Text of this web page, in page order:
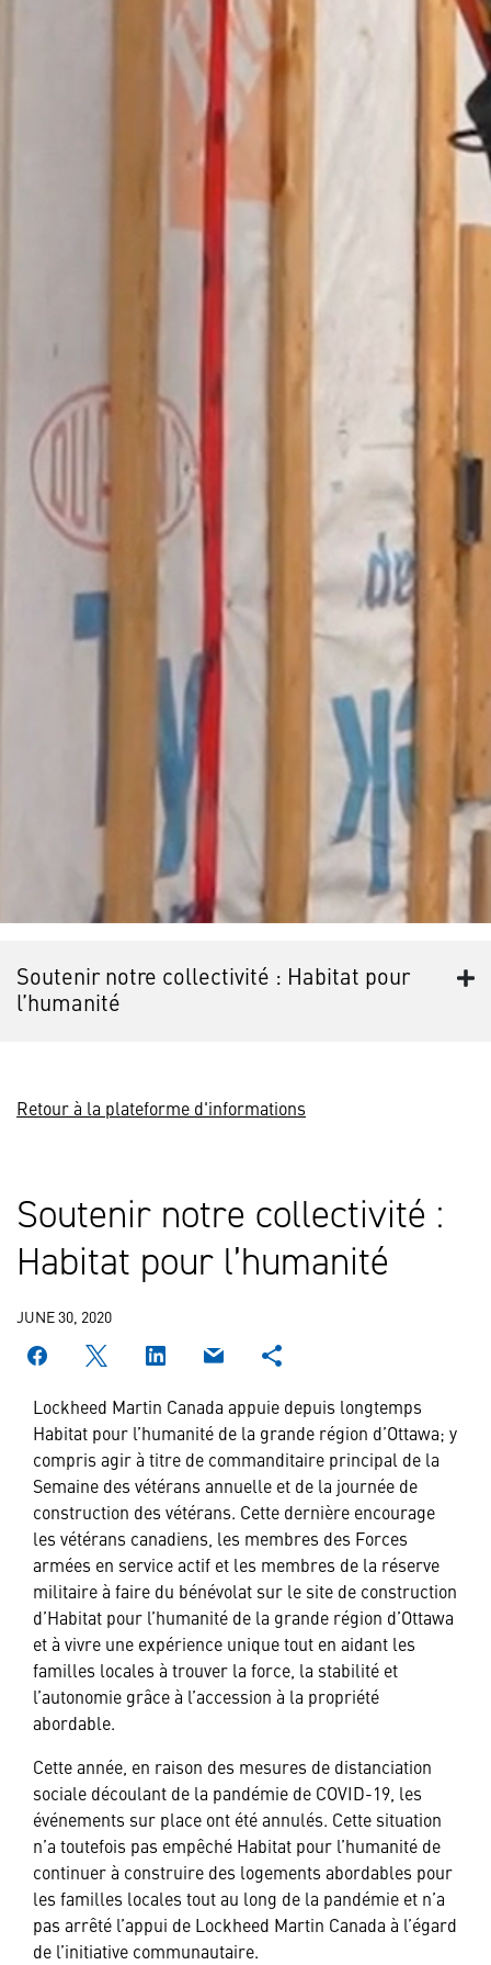
Soutenir notre collectivité : Habitat pour
l’humanité
Retour à la plateforme d'informations
Soutenir notre collectivité :
Habitat pour l’humanité
JUNE 30, 2020
Lockheed Martin Canada appuie depuis longtemps
Habitat pour l’humanité de la grande région d’Ottawa; y
compris agir à titre de commanditaire principal de la
Semaine des vétérans annuelle et de la journée de
construction des vétérans. Cette dernière encourage
les vétérans canadiens, les membres des Forces
armées en service actif et les membres de la réserve
militaire à faire du bénévolat sur le site de construction
d’Habitat pour l’humanité de la grande région d’Ottawa
et à vivre une expérience unique tout en aidant les
familles locales à trouver la force, la stabilité et
l’autonomie grâce à l’accession à la propriété
abordable.
Cette année, en raison des mesures de distanciation
sociale découlant de la pandémie de COVID-19, les
événements sur place ont été annulés. Cette situation
n’a toutefois pas empêché Habitat pour l’humanité de
continuer à construire des logements abordables pour
les familles locales tout au long de la pandémie et n’a
pas arrêté l’appui de Lockheed Martin Canada à l’égard
de l’initiative communautaire.